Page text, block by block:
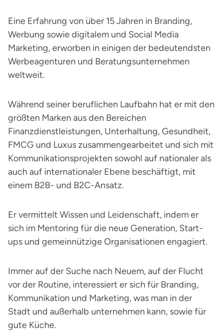
Eine Erfahrung von über 15 Jahren in Branding,
Werbung sowie digitalem und Social Media
Marketing, erworben in einigen der bedeutendsten
Werbeagenturen und Beratungsunternehmen
weltweit.
Während seiner beruflichen Laufbahn hat er mit den
größten Marken aus den Bereichen
Finanzdienstleistungen, Unterhaltung, Gesundheit,
FMCG und Luxus zusammengearbeitet und sich mit
Kommunikationsprojekten sowohl auf nationaler als
auch auf internationaler Ebene beschäftigt, mit
einem B2B- und B2C-Ansatz.
Er vermittelt Wissen und Leidenschaft, indem er
sich im Mentoring für die neue Generation, Start-
ups und gemeinnützige Organisationen engagiert.
Immer auf der Suche nach Neuem, auf der Flucht
vor der Routine, interessiert er sich für Branding,
Kommunikation und Marketing, was man in der
Stadt und außerhalb unternehmen kann, sowie für
gute Küche.